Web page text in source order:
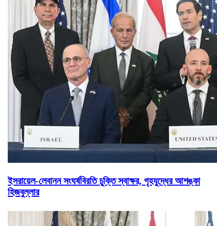
ইসরায়েল-লেবানন সংঘর্ষবিরতি চুক্তি স্বাক্ষর, গৃহযুদ্ধের আশঙ্কা
হিজবুল্লার